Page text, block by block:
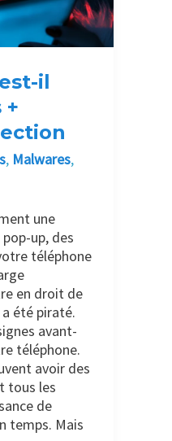
il
+
, Malwares,
une
up, des
téléphone
en droit de
été piraté.
avant-
téléphone.
avoir des
tous les
de
temps. Mais